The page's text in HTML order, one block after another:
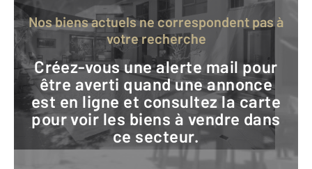
Nos biens actuels ne correspondent pas à
votre recherche
Créez-vous une alerte mail pour
être averti quand une annonce
est en ligne et consultez la carte
pour voir les biens à vendre dans
ce secteur.